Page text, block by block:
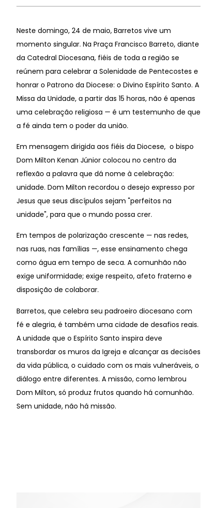
Neste domingo, 24 de maio, Barretos vive um
momento singular. Na Praça Francisco Barreto, diante
da Catedral Diocesana, fiéis de toda a região se
reúnem para celebrar a Solenidade de Pentecostes e
honrar o Patrono da Diocese: o Divino Espírito Santo. A
Missa da Unidade, a partir das 15 horas, não é apenas
uma celebração religiosa — é um testemunho de que
a fé ainda tem o poder da união.
Em mensagem dirigida aos fiéis da Diocese, o bispo
Dom Milton Kenan Júnior colocou no centro da
reflexão a palavra que dá nome à celebração:
unidade. Dom Milton recordou o desejo expresso por
Jesus que seus discípulos sejam "perfeitos na
unidade", para que o mundo possa crer.
Em tempos de polarização crescente — nas redes,
nas ruas, nas famílias —, esse ensinamento chega
como água em tempo de seca. A comunhão não
exige uniformidade; exige respeito, afeto fraterno e
disposição de colaborar.
Barretos, que celebra seu padroeiro diocesano com
fé e alegria, é também uma cidade de desafios reais.
A unidade que o Espírito Santo inspira deve
transbordar os muros da Igreja e alcançar as decisões
da vida pública, o cuidado com os mais vulneráveis, o
diálogo entre diferentes. A missão, como lembrou
Dom Milton, só produz frutos quando há comunhão.
Sem unidade, não há missão.